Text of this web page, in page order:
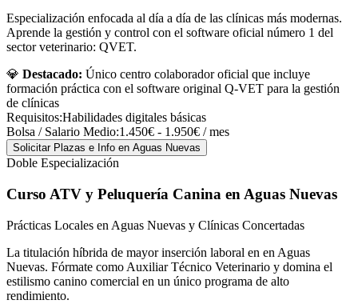
Especialización enfocada al día a día de las clínicas más modernas.
Aprende la gestión y control con el software oficial número 1 del
sector veterinario: QVET.
💎 Destacado: Único centro colaborador oficial que incluye
formación práctica con el software original Q-VET para la gestión
de clínicas
Requisitos:Habilidades digitales básicas
Bolsa / Salario Medio:1.450€ - 1.950€ / mes
Solicitar Plazas e Info en Aguas Nuevas
Doble Especialización
Curso ATV y Peluquería Canina en Aguas Nuevas
Prácticas Locales en Aguas Nuevas y Clínicas Concertadas
La titulación híbrida de mayor inserción laboral en en Aguas
Nuevas. Fórmate como Auxiliar Técnico Veterinario y domina el
estilismo canino comercial en un único programa de alto
rendimiento.